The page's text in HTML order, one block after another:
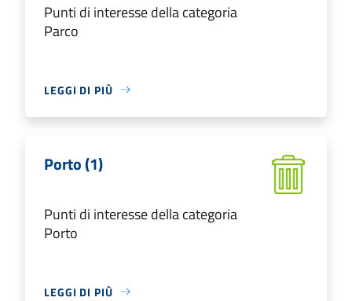
Punti di interesse della categoria
Parco
LEGGI DI PIÙ
Porto (1)
Punti di interesse della categoria
Porto
LEGGI DI PIÙ